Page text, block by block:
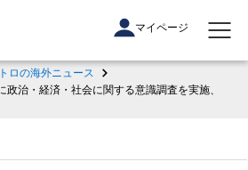
マイページ
ロの海外ニュース
治・経済・社会に関する意識調査を実施、